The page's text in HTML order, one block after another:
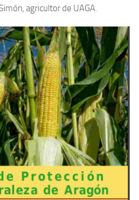
agricultor de UAGA.